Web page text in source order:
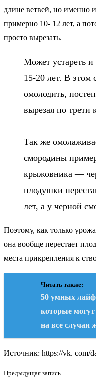
длине ветвей, но именно
примерно 10- 12 лет, а
просто вырезать.
Может устареть и
15-20 лет. В этом
омолодить,
вырезая по трети
Так же
смородины
крыжовника —
плодушки
лет, а у черной
Поэтому, как только
она вообще перестает
места прикрепления к
Читать также:
50 умных
которые
на все случаи
Источник: https://vk. com/
Предыдущая запись